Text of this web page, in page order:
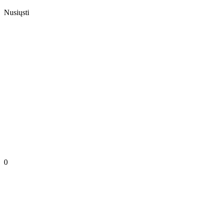
Nusiųsti
0